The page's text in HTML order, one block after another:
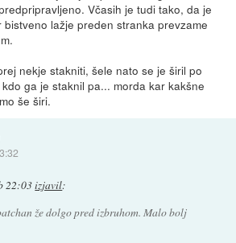
Včasih je tudi tako, da je
bistveno lažje preden stranka prevzame
nekje stakniti, šele nato se je širil po
ga je staknil pa... morda kar kakšne
še širi.
22:03izjavil:
že dolgo pred izbruhom. Malo bolj